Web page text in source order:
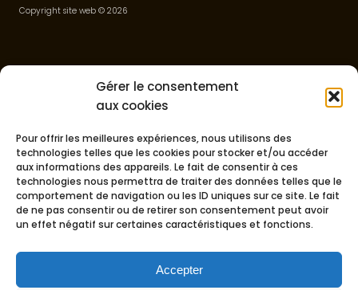
Gérer le consentement
aux cookies
Pour offrir les meilleures expériences, nous utilisons des
technologies telles que les cookies pour stocker et/ou accéder
aux informations des appareils. Le fait de consentir à ces
technologies nous permettra de traiter des données telles que le
comportement de navigation ou les ID uniques sur ce site. Le fait
de ne pas consentir ou de retirer son consentement peut avoir
un effet négatif sur certaines caractéristiques et fonctions.
Accepter
Copyright site web © 2026
21 rue du Faubourg du Soleil
Ouvert du Lundi au Samedi
De 8h00 à 19h00
06 44 97 29 27
clcouvreur30@gmail.com
Siret : 929 975 720